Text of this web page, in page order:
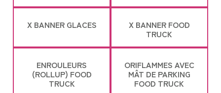
X BANNER GLACES X BANNER FOOD
TRUCK
ENROULEURS
(ROLLUP) FOOD
TRUCK
ORIFLAMMES AVEC
MÂT DE PARKING
FOOD TRUCK